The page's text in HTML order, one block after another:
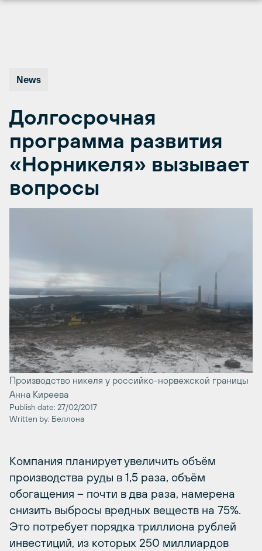
News
Долгосрочная
программа развития
«Норникеля» вызывает
вопросы
Производство никеля у российко-норвежской границы
Анна Киреева
Publish date: 27/02/2017
Written by: Беллона
Компания планирует увеличить объём
производства руды в 1,5 раза, объём
обогащения – почти в два раза, намерена
снизить выбросы вредных веществ на 75%.
Это потребует порядка триллиона рублей
инвестиций, из которых 250 миллиардов